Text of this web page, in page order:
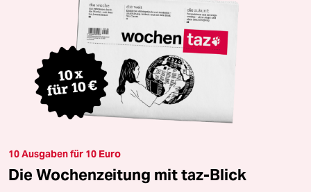
10 Ausgaben für 10 Euro
Die Wochenzeitung mit taz-Blick